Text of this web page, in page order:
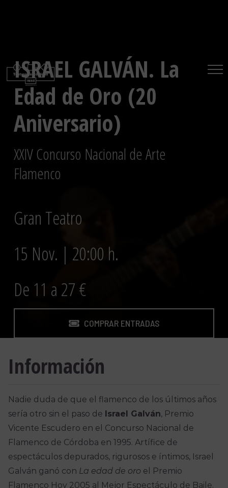
ISRAEL GALVÁN. La
Edad de Oro (20
Aniversario)
XXIV Concurso Nacional de Arte
Flamenco
Gran Teatro
15 Nov. | 20:00 h.
De 11 a 27 €
COMPRAR ENTRADAS
Información
Nadie duda de que el flamenco de los últimos años
sería otro sin el paso de Israel Galván, Premio
Vicente Escudero en el Concurso Nacional de
Flamenco de Córdoba en 1995. Artífice de
espectáculos depurados, rigurosos e íntimos, Israel
Galván ganó con La edad de oro el Premio
Flamenco Hoy 2005 al Mejor Espectáculo de Baile.